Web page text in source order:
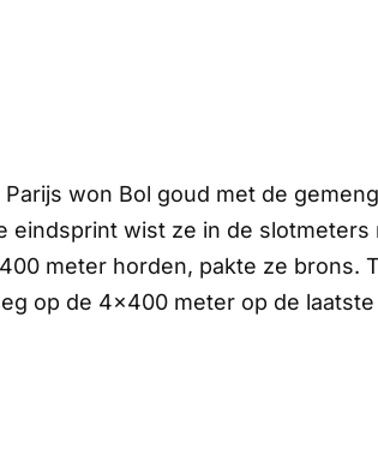
won Bol goud met de
wist ze in de slotmeters
meter horden, pakte ze brons.
op de 4x400 meter op de